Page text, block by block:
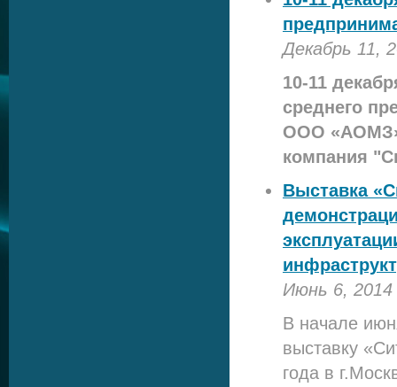
Декабрь 11,
10-11
среднего
ООО
компания
Выставка
Июнь 6, 2014
В начале
выставку
года в